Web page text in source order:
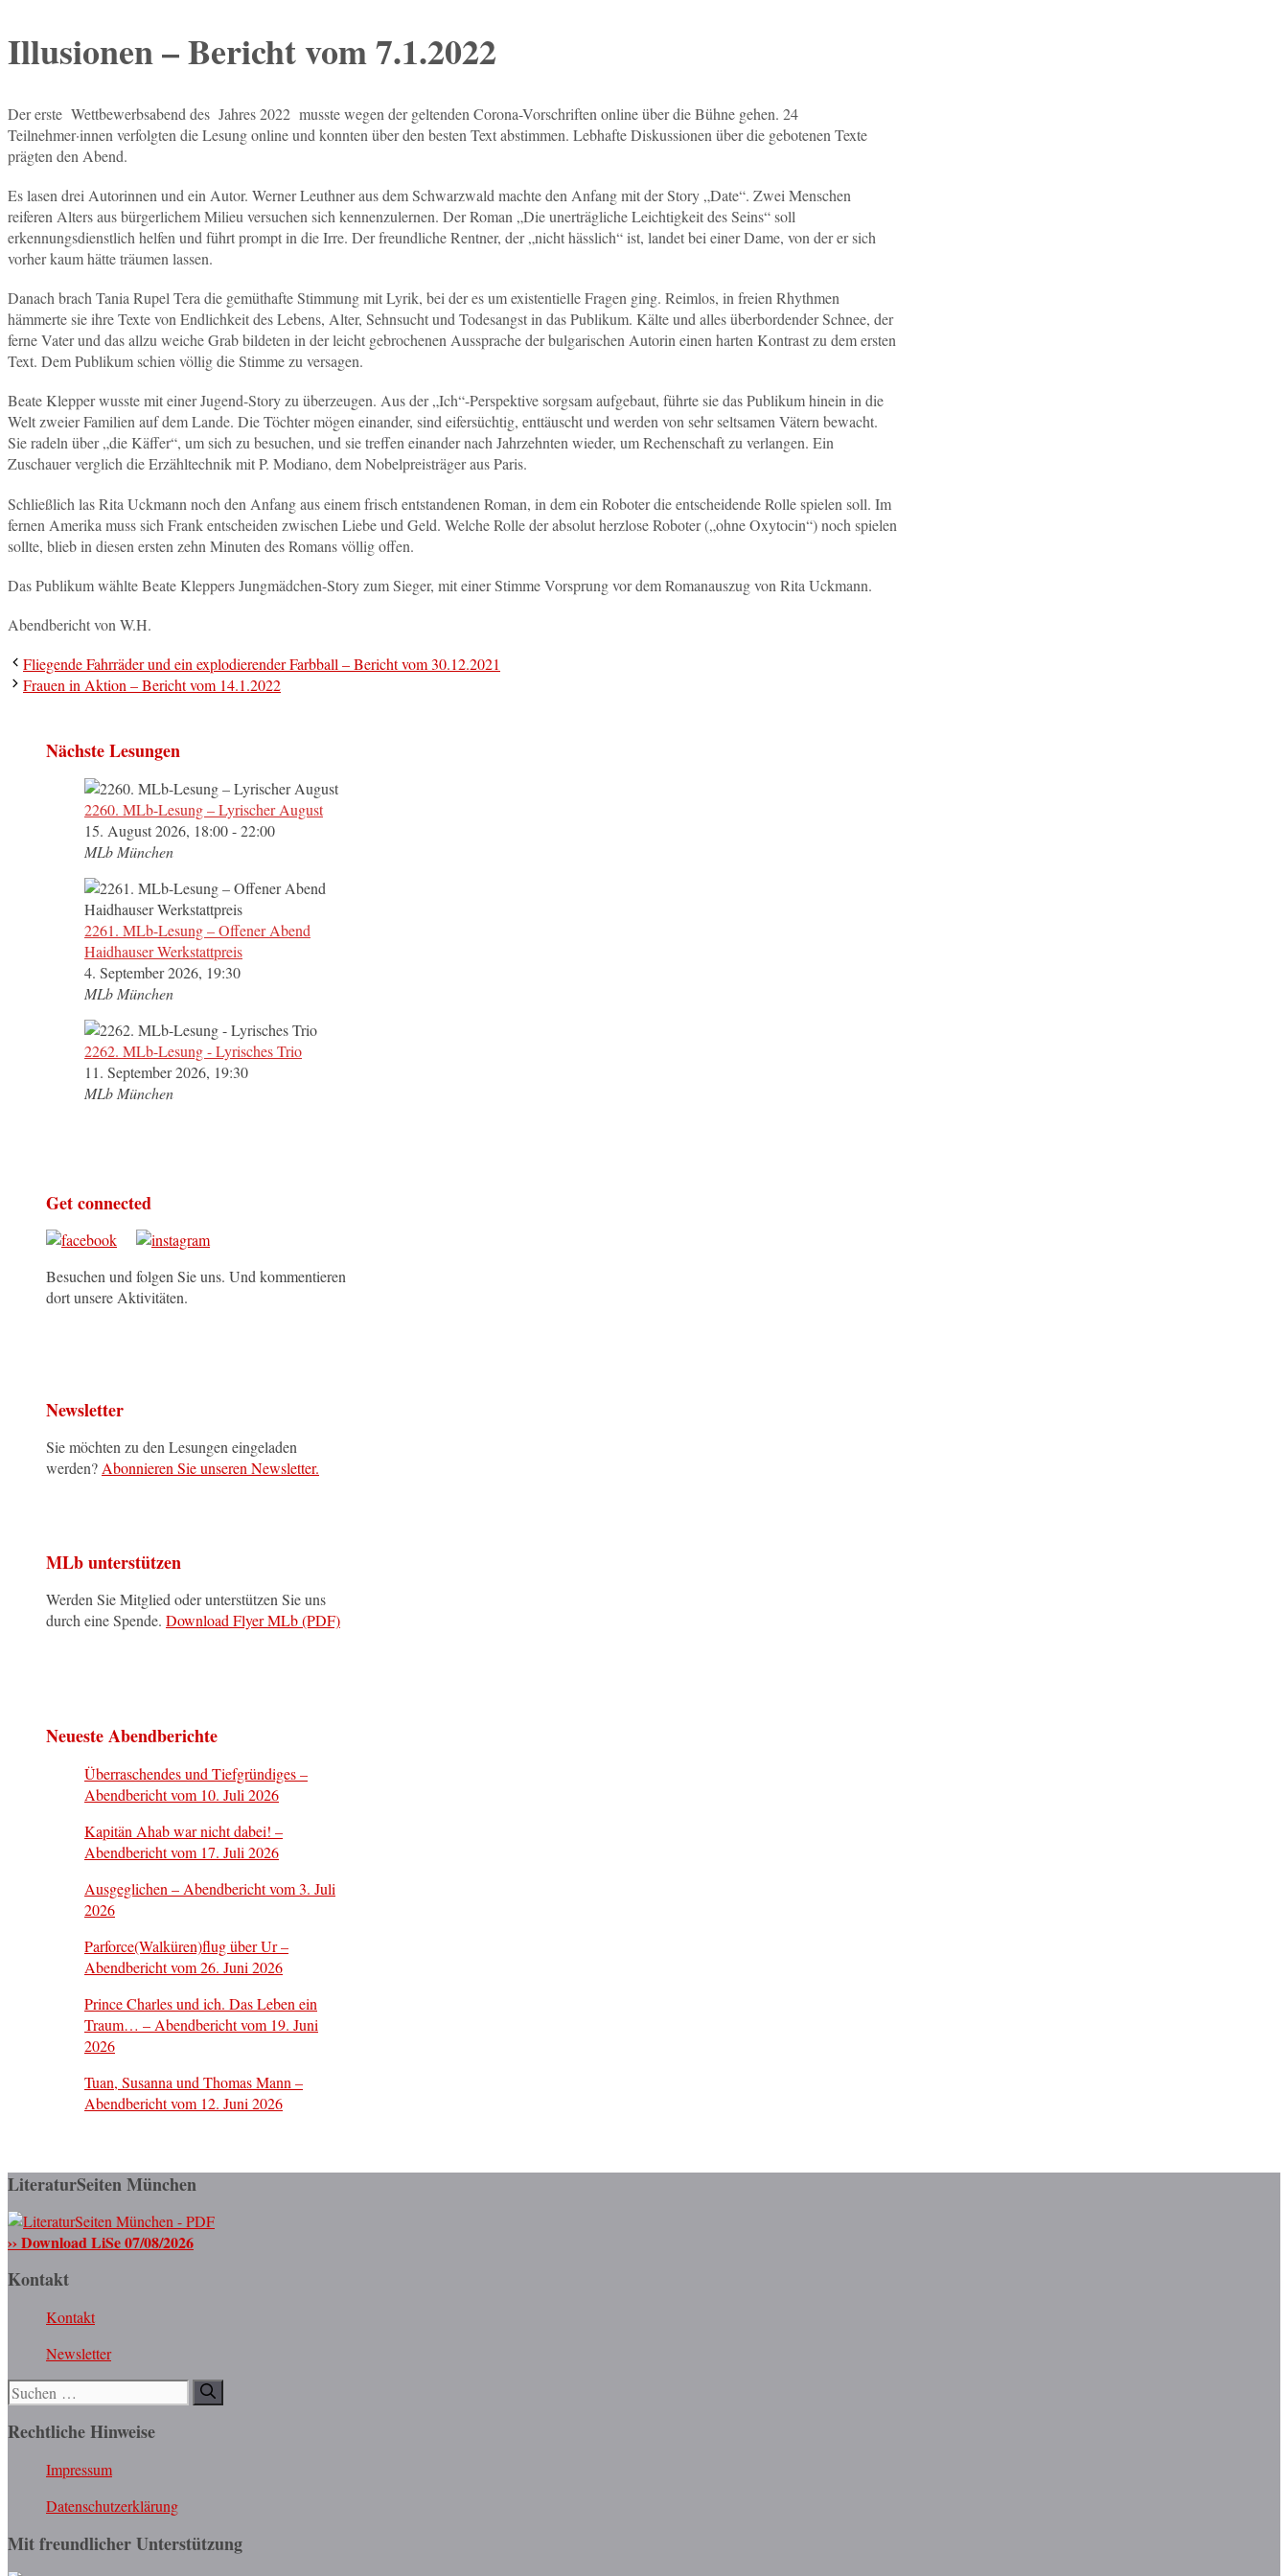
Illusionen – Bericht vom 7.1.2022
Der erste Wettbewerbsabend des Jahres 2022 musste wegen der geltenden Corona-Vorschriften online über die Bühne gehen. 24
Teilnehmer·innen verfolgten die Lesung online und konnten über den besten Text abstimmen. Lebhafte Diskussionen über die gebotenen Texte
prägten den Abend.
Es lasen drei Autorinnen und ein Autor. Werner Leuthner aus dem Schwarzwald machte den Anfang mit der Story „Date“. Zwei Menschen
reiferen Alters aus bürgerlichem Milieu versuchen sich kennenzulernen. Der Roman „Die unerträgliche Leichtigkeit des Seins“ soll
erkennungsdienstlich helfen und führt prompt in die Irre. Der freundliche Rentner, der „nicht hässlich“ ist, landet bei einer Dame, von der er sich
vorher kaum hätte träumen lassen.
Danach brach Tania Rupel Tera die gemüthafte Stimmung mit Lyrik, bei der es um existentielle Fragen ging. Reimlos, in freien Rhythmen
hämmerte sie ihre Texte von Endlichkeit des Lebens, Alter, Sehnsucht und Todesangst in das Publikum. Kälte und alles überbordender Schnee, der
ferne Vater und das allzu weiche Grab bildeten in der leicht gebrochenen Aussprache der bulgarischen Autorin einen harten Kontrast zu dem ersten
Text. Dem Publikum schien völlig die Stimme zu versagen.
Beate Klepper wusste mit einer Jugend-Story zu überzeugen. Aus der „Ich“-Perspektive sorgsam aufgebaut, führte sie das Publikum hinein in die
Welt zweier Familien auf dem Lande. Die Töchter mögen einander, sind eifersüchtig, enttäuscht und werden von sehr seltsamen Vätern bewacht.
Sie radeln über „die Käffer“, um sich zu besuchen, und sie treffen einander nach Jahrzehnten wieder, um Rechenschaft zu verlangen. Ein
Zuschauer verglich die Erzähltechnik mit P. Modiano, dem Nobelpreisträger aus Paris.
Schließlich las Rita Uckmann noch den Anfang aus einem frisch entstandenen Roman, in dem ein Roboter die entscheidende Rolle spielen soll. Im
fernen Amerika muss sich Frank entscheiden zwischen Liebe und Geld. Welche Rolle der absolut herzlose Roboter („ohne Oxytocin“) noch spielen
sollte, blieb in diesen ersten zehn Minuten des Romans völlig offen.
Das Publikum wählte Beate Kleppers Jungmädchen-Story zum Sieger, mit einer Stimme Vorsprung vor dem Romanauszug von Rita Uckmann.
Abendbericht von W.H.
Fliegende Fahrräder und ein explodierender Farbball – Bericht vom 30.12.2021
Frauen in Aktion – Bericht vom 14.1.2022
Nächste Lesungen
2260. MLb-Lesung – Lyrischer August
15. August 2026, 18:00 - 22:00
MLb München
2261. MLb-Lesung – Offener Abend
Haidhauser Werkstattpreis
4. September 2026, 19:30
MLb München
2262. MLb-Lesung - Lyrisches Trio
11. September 2026, 19:30
MLb München
Get connected
Besuchen und folgen Sie uns. Und kommentieren
dort unsere Aktivitäten.
Newsletter
Sie möchten zu den Lesungen eingeladen
werden? Abonnieren Sie unseren Newsletter.
MLb unterstützen
Werden Sie Mitglied oder unterstützen Sie uns
durch eine Spende. Download Flyer MLb (PDF)
Neueste Abendberichte
Überraschendes und Tiefgründiges –
Abendbericht vom 10. Juli 2026
Kapitän Ahab war nicht dabei! –
Abendbericht vom 17. Juli 2026
Ausgeglichen – Abendbericht vom 3. Juli
2026
Parforce(Walküren)flug über Ur –
Abendbericht vom 26. Juni 2026
Prince Charles und ich. Das Leben ein
Traum… – Abendbericht vom 19. Juni
2026
Tuan, Susanna und Thomas Mann –
Abendbericht vom 12. Juni 2026
LiteraturSeiten München
›› Download LiSe 07/08/2026
Kontakt
Kontakt
Newsletter
Suchen
nach:
Rechtliche Hinweise
Impressum
Datenschutzerklärung
Mit freundlicher Unterstützung